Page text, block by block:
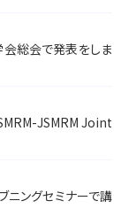
総会で発表をしま
JSMRM Joint
ングセミナーで講